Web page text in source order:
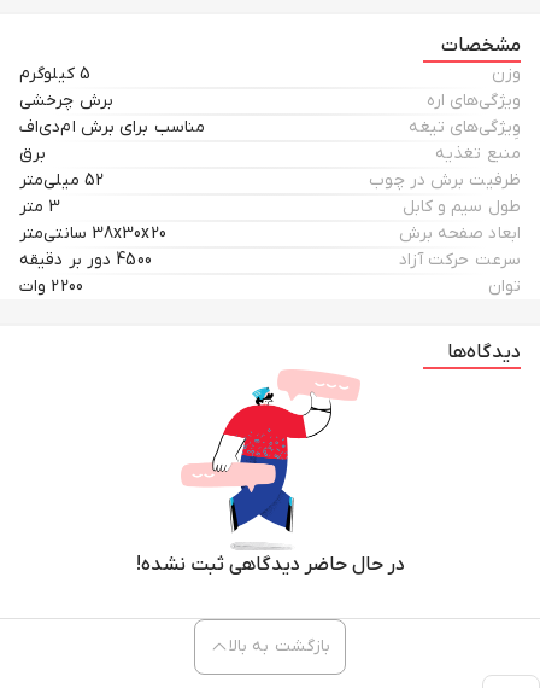
مشخصات
وزن
5 کیلوگرم
ویژگی‌های اره
برش چرخشی
وِیژگی‌های تیغه
مناسب برای برش ام‌دی‌اف
منبع تغذیه
برق
ظرفیت برش در چوب
52 میلی‌متر
طول سیم و کابل
3 متر
ابعاد صفحه برش
38x30x20 سانتی‌متر
سرعت حرکت آزاد
4500 دور بر دقیقه
توان
2200 وات
دیدگاه‌ها
در حال حاضر دیدگاهی ثبت نشده!
بازگشت به بالا